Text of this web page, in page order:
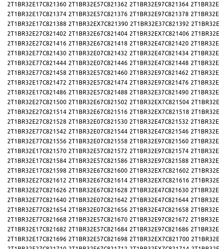
2T1BR32E17C821360 2T1BR32E57C821362 2T1BR32E97C821364
2T1BR32E17C821374 2T1BR32E57C821376 2T1BR32E97C821378
2T1BR32E17C821388 2T1BR32EX7C821390 2T1BR32E37C821392
2T1BR32E27C821402 2T1BR32E67C821404 2T1BR32EX7C821406
2T1BR32E27C821416 2T1BR32E67C821418 2T1BR32E47C821420
2T1BR32E77C821430 2T1BR32E07C821432 2T1BR32E47C821434
2T1BR32E77C821444 2T1BR32E07C821446 2T1BR32E47C821448
2T1BR32E77C821458 2T1BR32E57C821460 2T1BR32E97C821462
2T1BR32E17C821472 2T1BR32E57C821474 2T1BR32E97C821476
2T1BR32E17C821486 2T1BR32E57C821488 2T1BR32E37C821490
2T1BR32E27C821500 2T1BR32E67C821502 2T1BR32EX7C821504
2T1BR32E27C821514 2T1BR32E67C821516 2T1BR32EX7C821518
2T1BR32E27C821528 2T1BR32E07C821530 2T1BR32E47C821532
2T1BR32E77C821542 2T1BR32E07C821544 2T1BR32E47C821546
2T1BR32E77C821556 2T1BR32E07C821558 2T1BR32E97C821560
2T1BR32E17C821570 2T1BR32E57C821572 2T1BR32E97C821574
2T1BR32E17C821584 2T1BR32E57C821586 2T1BR32E97C821588
2T1BR32E17C821598 2T1BR32E67C821600 2T1BR32EX7C821602
2T1BR32E27C821612 2T1BR32E67C821614 2T1BR32EX7C821616
2T1BR32E27C821626 2T1BR32E67C821628 2T1BR32E47C821630
2T1BR32E77C821640 2T1BR32E07C821642 2T1BR32E47C821644
2T1BR32E77C821654 2T1BR32E07C821656 2T1BR32E47C821658
2T1BR32E77C821668 2T1BR32E57C821670 2T1BR32E97C821672
2T1BR32E17C821682 2T1BR32E57C821684 2T1BR32E97C821686
2T1BR32E17C821696 2T1BR32E57C821698 2T1BR32EX7C821700